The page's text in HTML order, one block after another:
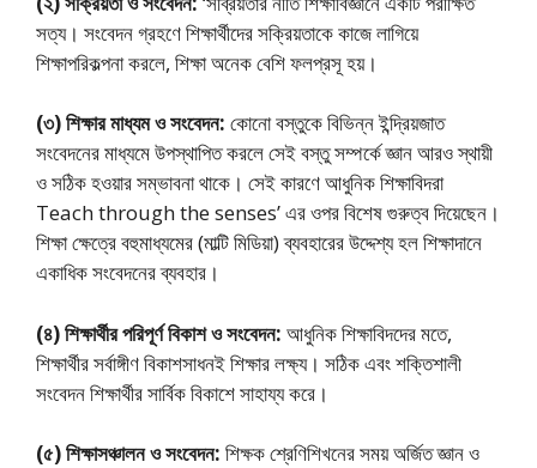
সত্য। সংবেদন গ্রহণে শিক্ষার্থীদের সক্রিয়তাকে কাজে লাগিয়ে
শিক্ষাপরিকল্পনা করলে, শিক্ষা অনেক বেশি ফলপ্রসূ হয়।
(৩) শিক্ষার মাধ্যম ও সংবেদন: কোনো বস্তুকে বিভিন্ন ইন্দ্রিয়জাত
সংবেদনের মাধ্যমে উপস্থাপিত করলে সেই বস্তু সম্পর্কে জ্ঞান আরও স্থায়ী
ও সঠিক হওয়ার সম্ভাবনা থাকে। সেই কারণে আধুনিক শিক্ষাবিদরা
Teach through the senses’ এর ওপর বিশেষ গুরুত্ব দিয়েছেন।
শিক্ষা ক্ষেত্রে বহুমাধ্যমের (মাল্টি মিডিয়া) ব্যবহারের উদ্দেশ্য হল শিক্ষাদানে
একাধিক সংবেদনের ব্যবহার।
(৪) শিক্ষার্থীর পরিপূর্ণ বিকাশ ও সংবেদন: আধুনিক শিক্ষাবিদদের মতে,
শিক্ষার্থীর সর্বাঙ্গীণ বিকাশসাধনই শিক্ষার লক্ষ্য। সঠিক এবং শক্তিশালী
সংবেদন শিক্ষার্থীর সার্বিক বিকাশে সাহায্য করে।
(৫) শিক্ষাসঞ্চালন ও সংবেদন: শিক্ষক শ্রেণিশিখনের সময় অর্জিত জ্ঞান ও